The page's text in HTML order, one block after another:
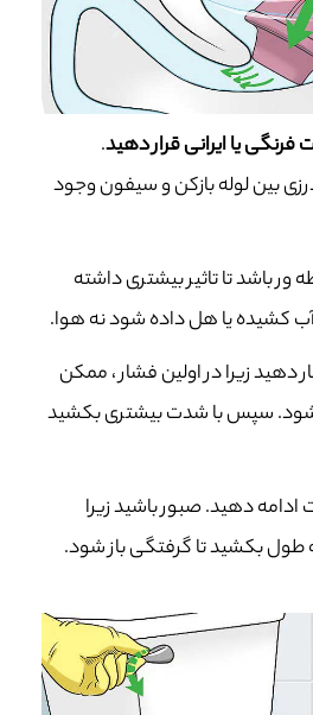
فرنگی یا ایرانی قرار دهید.
بین لوله بازکن و سیفون وجود
ور باشد تا تاثیر بیشتری داشته
آب کشیده یا هل داده شود نه هوا.
دهید زیرا در اولین فشار ، ممکن
سپس با شدت بیشتری بکشید
دهید. صبور باشید زیرا
بکشید تا گرفتگی باز شود.